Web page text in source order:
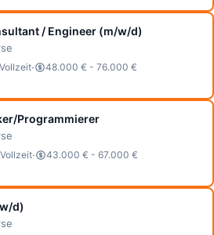
/ Engineer (m/w/d)
Vollzeit·
48.000 € - 76.000 €
Programmierer
Vollzeit·
43.000 € - 67.000 €
d)